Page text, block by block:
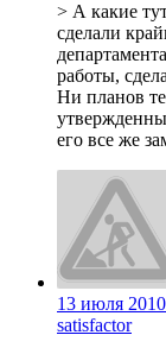
> А какие
сделали
работы,
Ни планов
его все же
13 июля
satisfactor